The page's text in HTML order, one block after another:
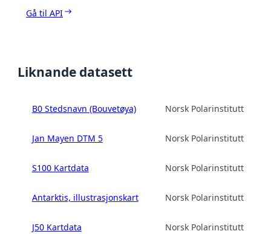
Gå til API
Liknande datasett
B0 Stedsnavn (Bouvetøya) Norsk Polarinstitutt
Jan Mayen DTM 5 Norsk Polarinstitutt
S100 Kartdata Norsk Polarinstitutt
Antarktis, illustrasjonskart Norsk Polarinstitutt
J50 Kartdata Norsk Polarinstitutt